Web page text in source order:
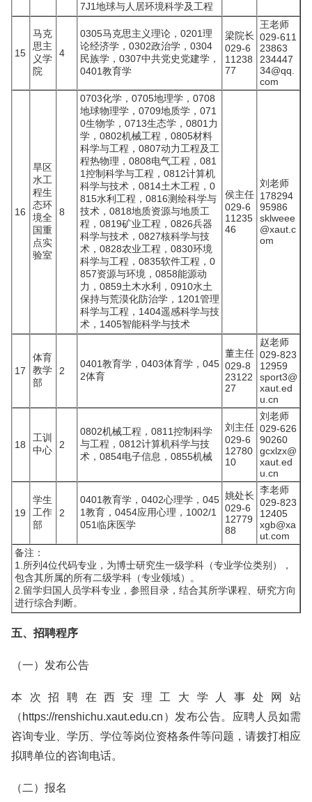
7J1地球与人居环境科学及工程
15
马克
思主
义学
院
4
0305马克思主义理论，0201理
论经济学，0302政治学，0304
民族学，0307中共党史党建学，
0401教育学
梁院长
029-6
11238
77
王老师
029-611
23863
234447
34@qq.
com
16
旱区
水工
程生
态环
境全
国重
点实
验室
8
0703化学，0705地理学，0708
地球物理学，0709地质学，071
0生物学，0713生态学，0801力
学，0802机械工程，0805材料
科学与工程，0807动力工程及工
程热物理，0808电气工程，081
1控制科学与工程，0812计算机
科学与技术，0814土木工程，0
815水利工程，0816测绘科学与
技术，0818地质资源与地质工
程，0819矿业工程，0826兵器
科学与技术，0827核科学与技
术，0828农业工程，0830环境
科学与工程，0835软件工程，0
857资源与环境，0858能源动
力，0859土木水利，0910水土
保持与荒漠化防治学，1201管理
科学与工程，1404遥感科学与技
术，1405智能科学与技术
侯主任
029-6
11235
46
刘老师
178294
95986
sklweee
@xaut.c
om
17
体育
教学
部
2
0401教育学，0403体育学，045
2体育
董主任
029-8
23122
27
赵老师
029-823
12959
sport3@
xaut.ed
u.cn
18
工训
中心
2
0802机械工程，0811控制科学
与工程，0812计算机科学与技
术，0854电子信息，0855机械
刘主任
029-6
12780
10
刘老师
029-626
90260
gcxlzx@
xaut.ed
u.cn
19
学生
工作
部
2
0401教育学，0402心理学，045
1教育，0454应用心理，1002/1
051临床医学
姚处长
029-6
12779
88
李老师
029-823
12405
xgb@xa
ut.com
备注：
1.所列4位代码专业，为博士研究生一级学科（专业学位类别），
包含其所属的所有二级学科（专业领域）。
2.留学归国人员学科专业，参照目录，结合其所学课程、研究方向
进行综合判断。
五、招聘程序
（一）发布公告
本次招聘在西安理工大学人事处网站
（https://renshichu.xaut.edu.cn）发布公告。应聘人员如需
咨询专业、学历、学位等岗位资格条件等问题，请拨打相应
拟聘单位的咨询电话。
（二）报名